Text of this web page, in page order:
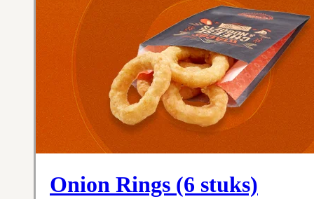
Onion Rings (6 stuks)